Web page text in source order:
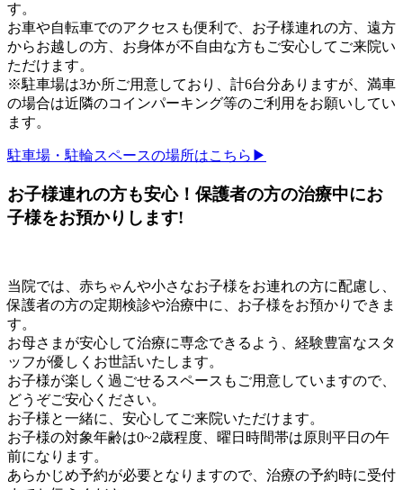
す。
お車や自転車でのアクセスも便利で、お子様連れの方、遠方
からお越しの方、お身体が不自由な方もご安心してご来院い
ただけます。
※駐車場は3か所ご用意しており、 計6台分ありますが、満車
の場合は近隣のコインパーキング等のご利用をお願いしてい
ます。
駐車場・駐輪スペースの場所はこちら▶
お子様連れの方も安心！保護者の方の治療中にお
子様をお預かりします!
当院では、赤ちゃんや小さなお子様をお連れの方に配慮し、
保護者の方の定期検診や治療中に、お子様をお預かりできま
す。
お母さまが安心して治療に専念できるよう、経験豊富なスタ
ッフが優しくお世話いたします。
お子様が楽しく過ごせるスペースもご用意していますので、
どうぞご安心ください。
お子様と一緒に、安心してご来院いただけます。
お子様の対象年齢は0~2歳程度、曜日時間帯は原則平日の午
前になります。
あらかじめ予約が必要となりますので、治療の予約時に受付